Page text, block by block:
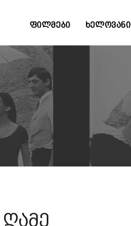
ᲤᲘᲚᲛᲔᲑᲘ ᲮᲔᲚᲝᲕᲐᲜᲘ